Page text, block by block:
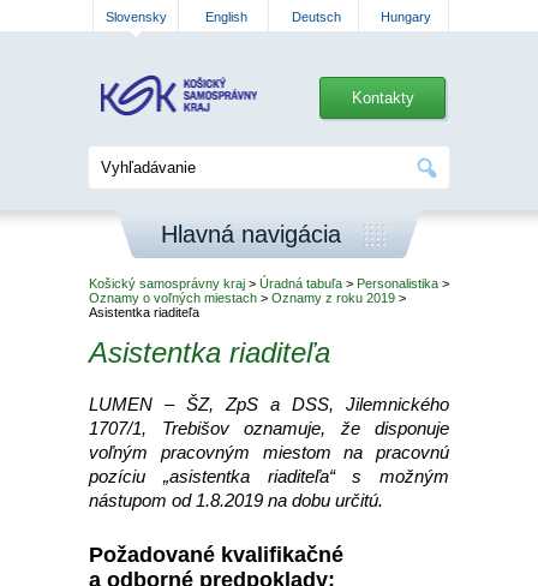
Slovensky English Deutsch Hungary
Kontakty
Hlavná navigácia
Košický samosprávny kraj > Úradná tabuľa > Personalistika >
Oznamy o voľných miestach > Oznamy z roku 2019 >
Asistentka riaditeľa
Asistentka riaditeľa
LUMEN – ŠZ, ZpS a DSS, Jilemnického
1707/1, Trebišov oznamuje, že disponuje
voľným pracovným miestom na pracovnú
pozíciu „asistentka riaditeľa“ s možným
nástupom od 1.8.2019 na dobu určitú.
Požadované kvalifikačné
a odborné predpoklady: